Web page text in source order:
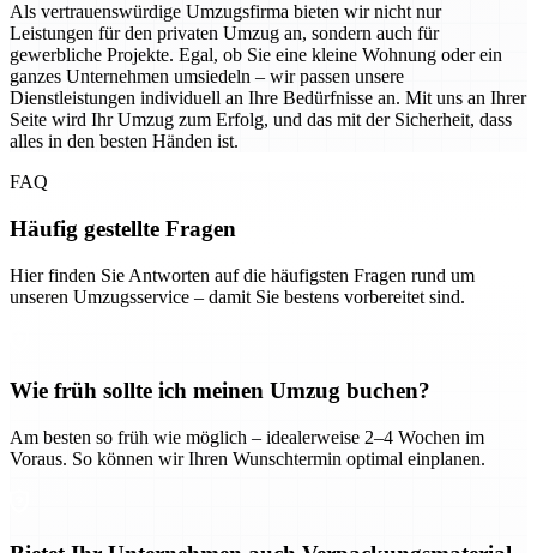
Als vertrauenswürdige Umzugsfirma bieten wir nicht nur
Leistungen für den privaten Umzug an, sondern auch für
gewerbliche Projekte. Egal, ob Sie eine kleine Wohnung oder ein
ganzes Unternehmen umsiedeln – wir passen unsere
Dienstleistungen individuell an Ihre Bedürfnisse an. Mit uns an Ihrer
Seite wird Ihr Umzug zum Erfolg, und das mit der Sicherheit, dass
alles in den besten Händen ist.
FAQ
Häufig gestellte Fragen
Hier finden Sie Antworten auf die häufigsten Fragen rund um
unseren Umzugsservice – damit Sie bestens vorbereitet sind.
Wie früh sollte ich meinen Umzug buchen?
Am besten so früh wie möglich – idealerweise 2–4 Wochen im
Voraus. So können wir Ihren Wunschtermin optimal einplanen.